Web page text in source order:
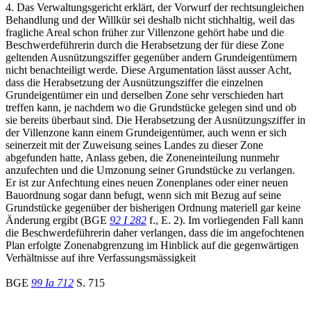
4. Das Verwaltungsgericht erklärt, der Vorwurf der rechtsungleichen
Behandlung und der Willkür sei deshalb nicht stichhaltig, weil das
fragliche Areal schon früher zur Villenzone gehört habe und die
Beschwerdeführerin durch die Herabsetzung der für diese Zone
geltenden Ausnützungsziffer gegenüber andern Grundeigentümern
nicht benachteiligt werde. Diese Argumentation lässt ausser Acht,
dass die Herabsetzung der Ausnützungsziffer die einzelnen
Grundeigentümer ein und derselben Zone sehr verschieden hart
treffen kann, je nachdem wo die Grundstücke gelegen sind und ob
sie bereits überbaut sind. Die Herabsetzung der Ausnützungsziffer in
der Villenzone kann einem Grundeigentümer, auch wenn er sich
seinerzeit mit der Zuweisung seines Landes zu dieser Zone
abgefunden hatte, Anlass geben, die Zoneneinteilung nunmehr
anzufechten und die Umzonung seiner Grundstücke zu verlangen.
Er ist zur Anfechtung eines neuen Zonenplanes oder einer neuen
Bauordnung sogar dann befugt, wenn sich mit Bezug auf seine
Grundstücke gegenüber der bisherigen Ordnung materiell gar keine
Änderung ergibt (BGE 92 I 282 f., E. 2). Im vorliegenden Fall kann
die Beschwerdeführerin daher verlangen, dass die im angefochtenen
Plan erfolgte Zonenabgrenzung im Hinblick auf die gegenwärtigen
Verhältnisse auf ihre Verfassungsmässigkeit
BGE 99 Ia 712 S. 715